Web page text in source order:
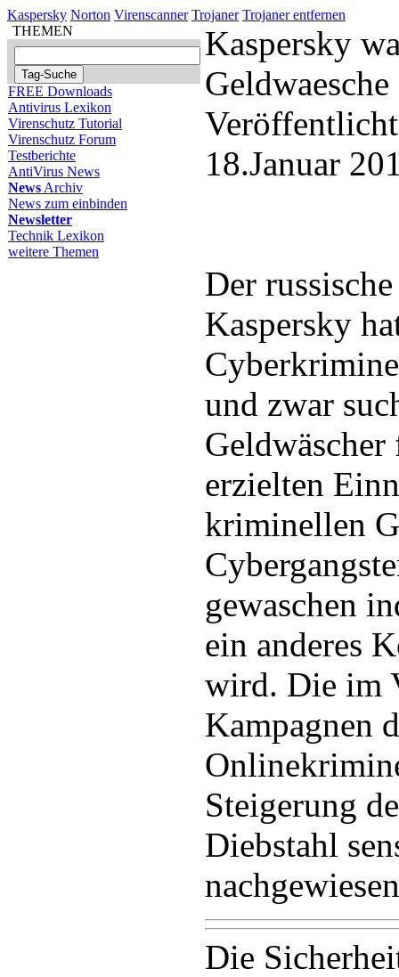
Kaspersky Norton Virenscanner Trojaner Trojaner entfernen
THEMEN
FREE Downloads
Antivirus Lexikon
Virenschutz Tutorial
Virenschutz Forum
Testberichte
AntiVirus News
News Archiv
News zum einbinden
Newsletter
Technik Lexikon
weitere Themen
Kaspersky
18.Januar
Der
Kaspersky
und zwar
erzielten
kriminellen
gewaschen
ein anderes
wird. Die im
Kampagnen
Steigerung
Diebstahl
Die